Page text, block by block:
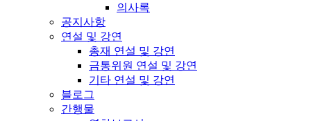
의사록
공지사항
연설 및 강연
총재 연설 및 강연
금통위원 연설 및 강연
기타 연설 및 강연
블로그
간행물